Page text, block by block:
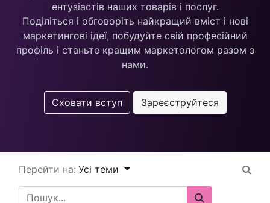
ентузіастів наших товарів і послуг.
Поділіться і обговоріть найкращий вміст і нові
маркетингові ідеї, побудуйте свій професійний
профіль і станьте кращим маркетологом разом з
нами.
Сховати вступ Зареєструйтеся
Перейти на: Усі теми